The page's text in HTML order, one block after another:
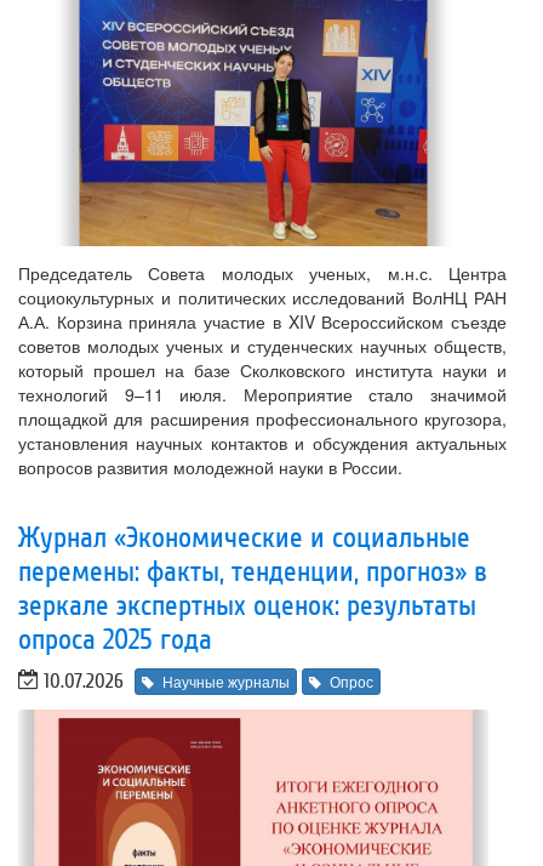
Председатель Совета молодых ученых, м.н.с. Центра
социокультурных и политических исследований ВолНЦ РАН
А.А. Корзина приняла участие в XIV Всероссийском съезде
советов молодых ученых и студенческих научных обществ,
который прошел на базе Сколковского института науки и
технологий 9–11 июля. Мероприятие стало значимой
площадкой для расширения профессионального кругозора,
установления научных контактов и обсуждения актуальных
вопросов развития молодежной науки в России.
Журнал «Экономические и социальные
перемены: факты, тенденции, прогноз» в
зеркале экспертных оценок: результаты
опроса 2025 года
10.07.2026 Научные журналы Опрос